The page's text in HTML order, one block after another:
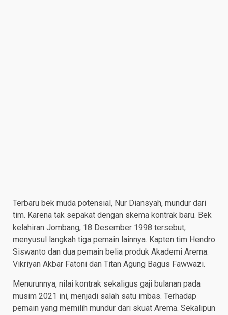
Terbaru bek muda potensial, Nur Diansyah, mundur dari
tim. Karena tak sepakat dengan skema kontrak baru. Bek
kelahiran Jombang, 18 Desember 1998 tersebut,
menyusul langkah tiga pemain lainnya. Kapten tim Hendro
Siswanto dan dua pemain belia produk Akademi Arema.
Vikriyan Akbar Fatoni dan Titan Agung Bagus Fawwazi.
Menurunnya, nilai kontrak sekaligus gaji bulanan pada
musim 2021 ini, menjadi salah satu imbas. Terhadap
pemain yang memilih mundur dari skuat Arema. Sekalipun